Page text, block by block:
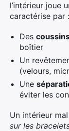
l’intérieur joue
caractérise par :
Des
boîtier
Un
(velours,
Une
éviter les
Un intérieur
sur les